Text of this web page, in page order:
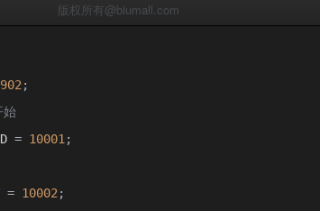
版权所有@biumall.com
902;
始
= 10001;
= 10002;